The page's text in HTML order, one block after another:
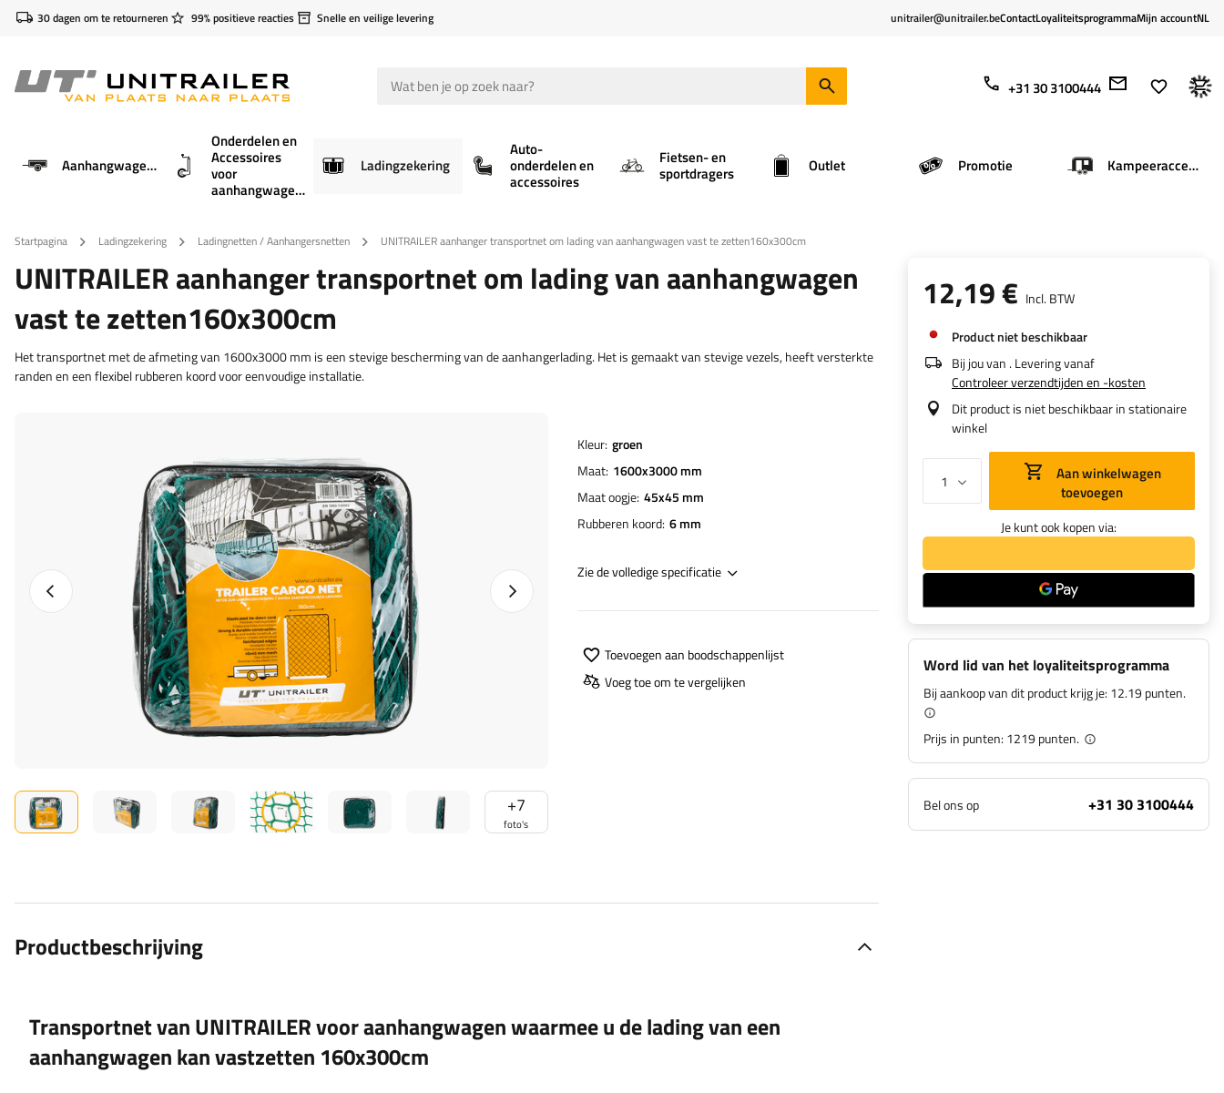
30 dagen om te retourneren 99% positieve reacties Snelle en veilige levering unitrailer@unitrailer.beContactLoyaliteitsprogrammaMijn accountNL
+31 30 3100444
Aanhangwagens
Onderdelen en
Accessoires
voor
aanhangwagens
Ladingzekering
Auto-
onderdelen en
accessoires
Fietsen- en
sportdragers Outlet Promotie Kampeeraccessoires
Startpagina Ladingzekering Ladingnetten / Aanhangersnetten UNITRAILER aanhanger transportnet om lading van aanhangwagen vast te zetten160x300cm
UNITRAILER aanhanger transportnet om lading van aanhangwagen
vast te zetten160x300cm
Het transportnet met de afmeting van 1600x3000 mm is een stevige bescherming van de aanhangerlading. Het is gemaakt van stevige vezels, heeft versterkte
randen en een flexibel rubberen koord voor eenvoudige installatie.
+7
foto's
Vorige foto Naprawa produktu
Kleur groen
Maat 1600x3000 mm
Maat oogje 45x45 mm
Rubberen koord 6 mm
Zie de volledige specificatie
Toevoegen aan boodschappenlijst
Voeg toe om te vergelijken
12,19 € Incl. BTW
Product niet beschikbaar
Bij jou van . Levering vanaf
Controleer verzendtijden en -kosten
Dit product is niet beschikbaar in stationaire
winkel
toevoegen
Je kunt ook kopen via:
Word lid van het loyaliteitsprogramma
Bij aankoop van dit product krijg je: 12.19 punten.
Prijs in punten: 1219punten.
Bel ons op +31 30 3100444
Productbeschrijving
Transportnet van UNITRAILER voor aanhangwagen waarmee u de lading van een
aanhangwagen kan vastzetten 160x300cm